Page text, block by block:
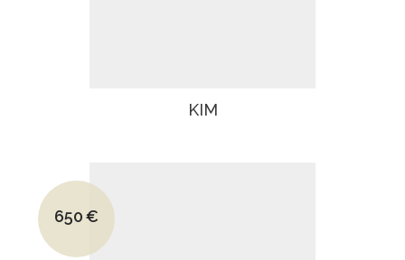
KIM
Le prix initial était : 945€.
650€
Le prix actuel est : 650€.